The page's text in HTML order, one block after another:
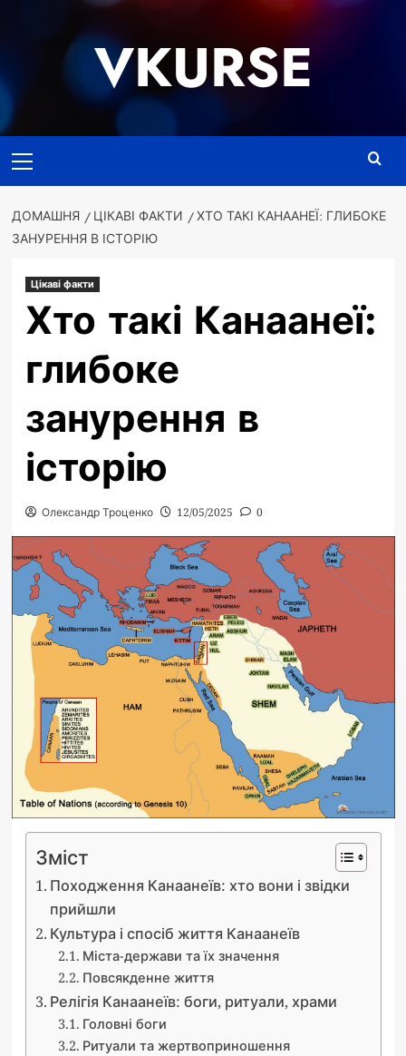
VKURSE
меню
ДОМАШНЯ ЦІКАВІ ФАКТИ
ХТО ТАКІ КАНААНЕЇ: ГЛИБОКЕ
ЗАНУРЕННЯ В ІСТОРІЮ
Цікаві факти
Хто такі Канаанеї:
глибоке
занурення в
історію
Олександр Троценко 12/05/2025 0
Зміст
Походження Канаанеїв: хто вони і звідки
прийшли
Культура і спосіб життя Канаанеїв
Міста-держави та їх значення
Повсякденне життя
Релігія Канаанеїв: боги, ритуали, храми
Головні боги
Ритуали та жертвоприношення